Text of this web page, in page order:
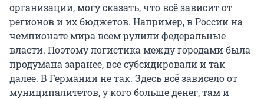
организации, могу сказать, что всё зависит от
регионов и их бюджетов. Например, в России на
чемпионате мира всем рулили федеральные
власти. Поэтому логистика между городами была
продумана заранее, все субсидировали и так
далее. В Германии не так. Здесь всё зависело от
муниципалитетов, у кого больше денег, там и